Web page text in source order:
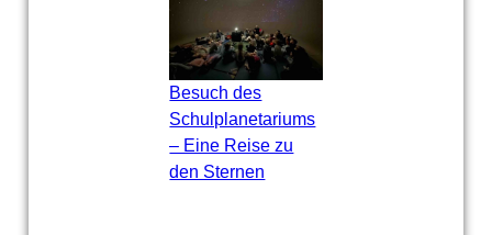
Besuch des
Schulplanetariums
– Eine Reise zu
den Sternen